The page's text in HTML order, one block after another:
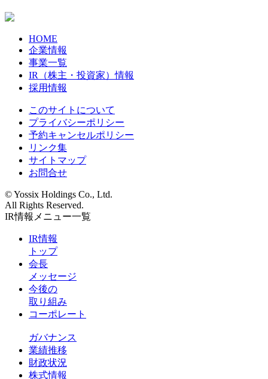
HOME
企業情報
事業一覧
IR（株主・投資家）情報
採用情報
このサイトについて
プライバシーポリシー
予約キャンセルポリシー
リンク集
サイトマップ
お問合せ
© Yossix Holdings Co., Ltd.
All Rights Reserved.
IR情報メニュー一覧
IR情報
トップ
会長
メッセージ
今後の
取り組み
コーポレート
ガバナンス
業績推移
財政状況
株式情報